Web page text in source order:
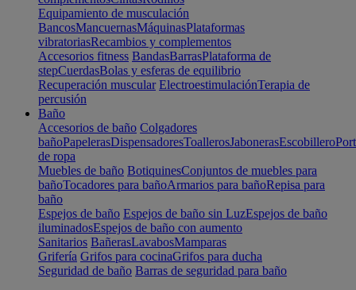
Equipamiento de musculación
BancosMancuernasMáquinasPlataformas
vibratoriasRecambios y complementos
Accesorios fitness BandasBarrasPlataforma de
stepCuerdasBolas y esferas de equilibrio
Recuperación muscular ElectroestimulaciónTerapia de
percusión
Baño
Accesorios de baño Colgadores
bañoPapelerasDispensadoresToallerosJabonerasEscobillero
de ropa
Muebles de baño BotiquinesConjuntos de muebles para
bañoTocadores para bañoArmarios para bañoRepisa para
baño
Espejos de baño Espejos de baño sin LuzEspejos de baño
iluminadosEspejos de baño con aumento
Sanitarios BañerasLavabosMamparas
Grifería Grifos para cocinaGrifos para ducha
Seguridad de baño Barras de seguridad para baño